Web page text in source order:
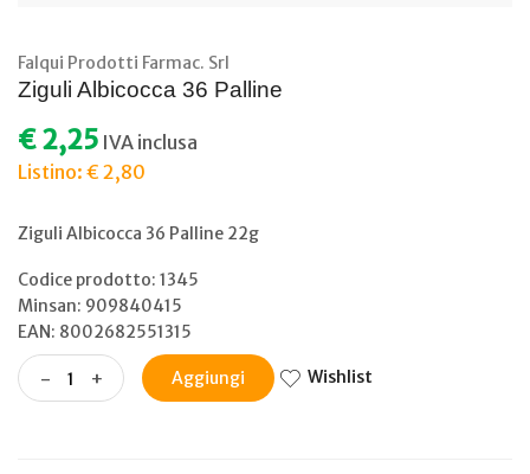
Falqui Prodotti Farmac. Srl
Ziguli Albicocca 36 Palline
€ 2,25 IVA inclusa
Listino: € 2,80
Ziguli Albicocca 36 Palline 22g
Codice prodotto: 1345
Minsan: 909840415
EAN: 8002682551315
- + Aggiungi Wishlist